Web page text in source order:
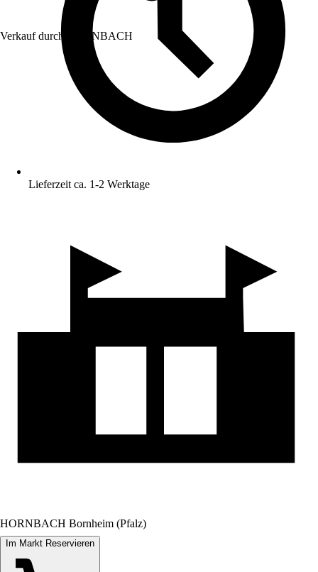
Verkauf durch: HORNBACH
Lieferzeit ca. 1-2 Werktage
HORNBACH Bornheim (Pfalz)
Im Markt Reservieren